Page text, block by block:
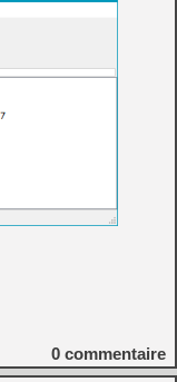
0 commentaire